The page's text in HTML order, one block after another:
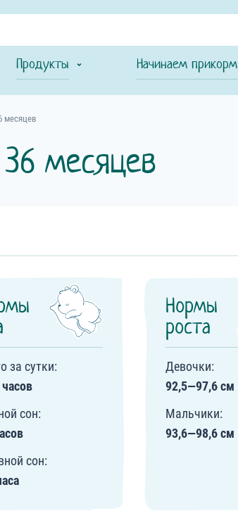
Продукты Начинаем прикорм
месяцев
месяцев
за сутки:
сон:
сон:
Нормы
роста
Девочки:
92,5—97,6 см
Мальчики:
93,6—98,6 см